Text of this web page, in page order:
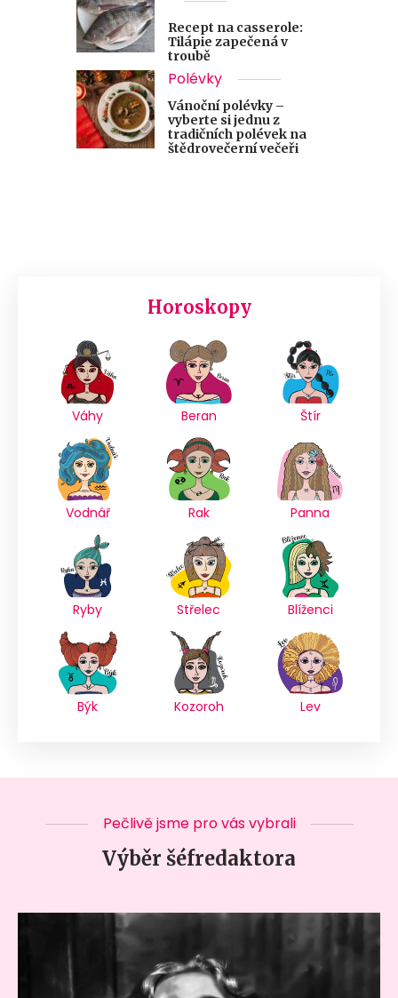
Recept na casserole:
Tilápie zapečená v
troubě
Polévky
Vánoční polévky –
vyberte si jednu z
tradičních polévek na
štědrovečerní večeři
Horoskopy
Váhy Beran Štír
Vodnář Rak Panna
Ryby Střelec Blíženci
Býk Kozoroh Lev
Pečlivě jsme pro vás vybrali
Výběr šéfredaktora